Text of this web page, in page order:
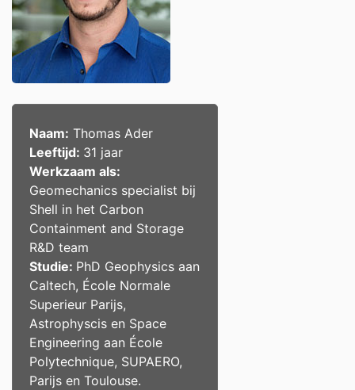
Naam: Thomas Ader
Leeftijd: 31 jaar
Werkzaam als:
Geomechanics specialist bij
Shell in het Carbon
Containment and Storage
R&D team
Studie: PhD Geophysics aan
Caltech, École Normale
Superieur Parijs,
Astrophyscis en Space
Engineering aan École
Polytechnique, SUPAERO,
Parijs en Toulouse.